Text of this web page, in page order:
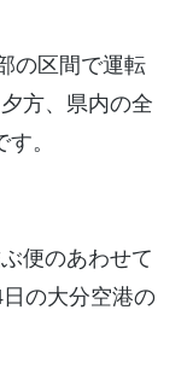
の区間で運転
方、県内の全
。
便のあわせて
の大分空港の